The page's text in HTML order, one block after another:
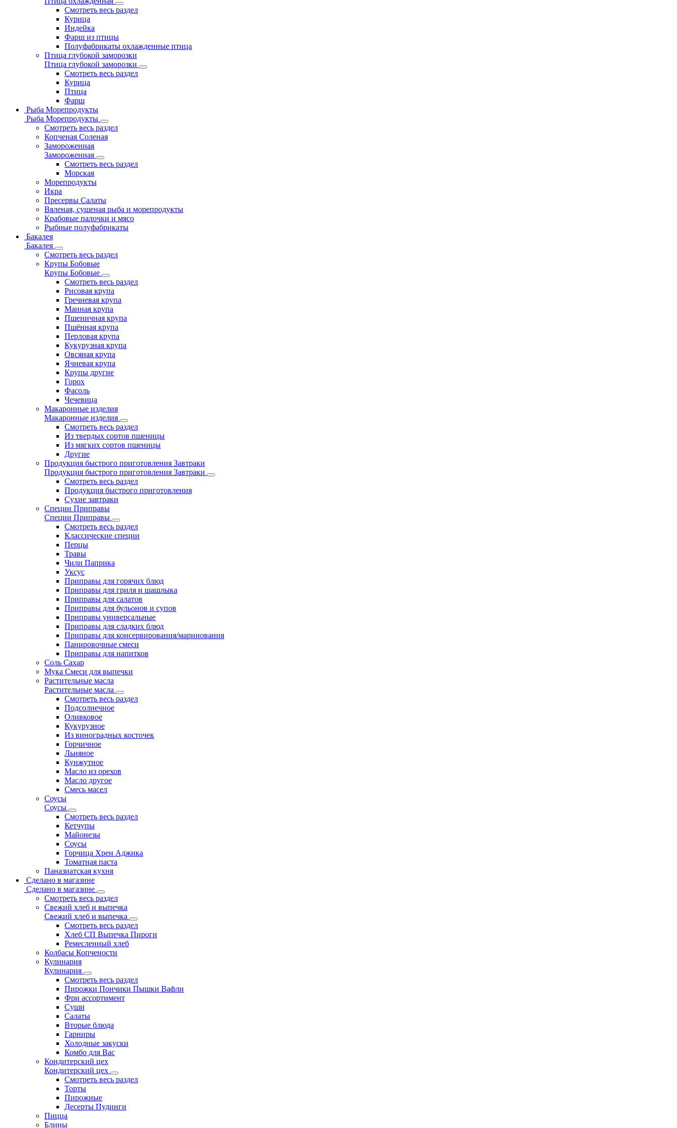
Смотреть весь раздел
Курица
Индейка
Фарш из птицы
Полуфабрикаты охлажденные птица
Птица глубокой заморозки
Птица глубокой заморозки
Смотреть весь раздел
Курица
Птица
Фарш
Рыба Морепродукты
Рыба Морепродукты
Смотреть весь раздел
Копченая Соленая
Замороженная
Замороженная
Смотреть весь раздел
Морская
Морепродукты
Икра
Пресервы Салаты
Вяленая, сушеная рыба и морепродукты
Крабовые палочки и мясо
Рыбные полуфабрикаты
Бакалея
Бакалея
Смотреть весь раздел
Крупы Бобовые
Крупы Бобовые
Смотреть весь раздел
Рисовая крупа
Гречневая крупа
Манная крупа
Пшеничная крупа
Пшённая крупа
Перловая крупа
Кукурузная крупа
Овсяная крупа
Ячневая крупа
Крупы другие
Горох
Фасоль
Чечевица
Макаронные изделия
Макаронные изделия
Смотреть весь раздел
Из твердых сортов пшеницы
Из мягких сортов пшеницы
Другие
Продукция быстрого приготовления Завтраки
Продукция быстрого приготовления Завтраки
Смотреть весь раздел
Продукция быстрого приготовления
Сухие завтраки
Специи Приправы
Специи Приправы
Смотреть весь раздел
Классические специи
Перцы
Травы
Чили Паприка
Уксус
Приправы для горячих блюд
Приправы для гриля и шашлыка
Приправы для салатов
Приправы для бульонов и супов
Приправы универсальные
Приправы для сладких блюд
Приправы для консервирования/маринования
Панировочные смеси
Приправы для напитков
Соль Сахар
Мука Смеси для выпечки
Растительные масла
Растительные масла
Смотреть весь раздел
Подсолнечное
Оливковое
Кукурузное
Из виноградных косточек
Горчичное
Льняное
Кунжутное
Масло из орехов
Масло другое
Смесь масел
Соусы
Соусы
Смотреть весь раздел
Кетчупы
Майонезы
Соусы
Горчица Хрен Аджика
Томатная паста
Паназиатская кухня
Сделано в магазине
Сделано в магазине
Смотреть весь раздел
Свежий хлеб и выпечка
Свежий хлеб и выпечка
Смотреть весь раздел
Хлеб СП Выпечка Пироги
Ремесленный хлеб
Колбасы Копчености
Кулинария
Кулинария
Смотреть весь раздел
Пирожки Пончики Пышки Вафли
Фри ассортимент
Суши
Салаты
Вторые блюда
Гарниры
Холодные закуски
Комбо для Вас
Кондитерский цех
Кондитерский цех
Смотреть весь раздел
Торты
Пирожные
Десерты Пудинги
Пицца
Блины